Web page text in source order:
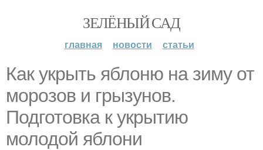
ЗЕЛЁНЫЙ САД
главная новости статьи
Как укрыть яблоню на зиму от
морозов и грызунов.
Подготовка к укрытию
молодой яблони